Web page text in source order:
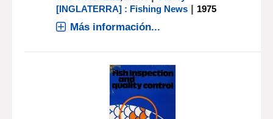
[INGLATERRA] : Fishing News | 1975
Más información...